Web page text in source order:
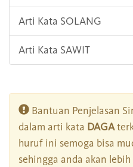
Arti Kata SOLANG
Arti Kata SAWIT
Bantuan Penjelasan
dalam arti kata DAGA
huruf ini semoga bisa
sehingga anda akan